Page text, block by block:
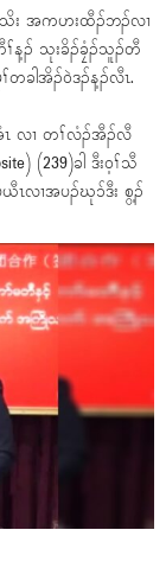
သိး အကဟးထီၣ်ဘၣ်လၢ
န့ၣ် သုးခိၣ်ခၠံၣ်သူၣ်တီ
ခါအိၣ်ဝဲဒၣ်န့ၣ်လီၤ.
ၤ လၢ တၢ်လံၣ်အီၣ်လီ
(239)ခါ ဒီးဝ့ၢ်သီ
ၤလၢအပၣ်ဃုၥ်ဒီး စွ့ၣ်